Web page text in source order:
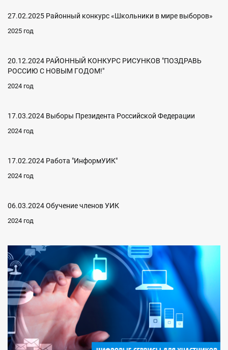
27.02.2025 Районный конкурс «Школьники в мире выборов»
2025 год
20.12.2024 РАЙОННЫЙ КОНКУРС РИСУНКОВ "ПОЗДРАВЬ
РОССИЮ С НОВЫМ ГОДОМ!"
2024 год
17.03.2024 Выборы Президента Российской Федерации
2024 год
17.02.2024 Работа "ИнформУИК"
2024 год
06.03.2024 Обучение членов УИК
2024 год